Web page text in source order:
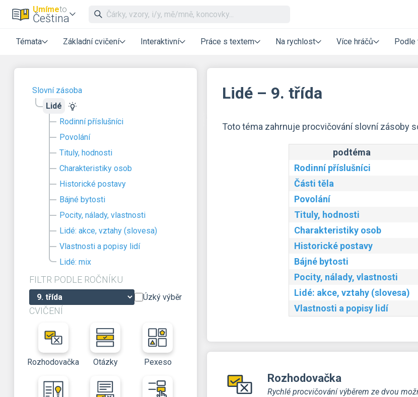
Umímeto
Čeština
Témata Základní cvičení Interaktivní Práce s textem Na rychlost Více hráčů Podle
Slovní zásoba
Lidé
Rodinní příslušníci
Povolání
Tituly, hodnosti
Charakteristiky osob
Historické postavy
Bájné bytosti
Pocity, nálady, vlastnosti
Lidé: akce, vztahy (slovesa)
Vlastnosti a popisy lidí
Lidé: mix
FILTR PODLE ROČNÍKU
Úzký výběr
CVIČENÍ
Rozhodovačka Otázky Pexeso
Lidé – 9. třída
Toto téma zahrnuje procvičování slovní zásoby
podtéma
Rodinní příslušníci
Části těla
Povolání
Tituly, hodnosti
Charakteristiky osob
Historické postavy
Bájné bytosti
Pocity, nálady, vlastnosti
Lidé: akce, vztahy (slovesa)
Vlastnosti a popisy lidí
Rozhodovačka
Rychlé procvičování výběrem ze dvou